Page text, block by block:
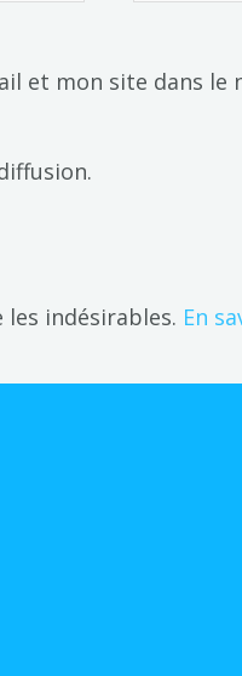
et mon site dans
indésirables. En